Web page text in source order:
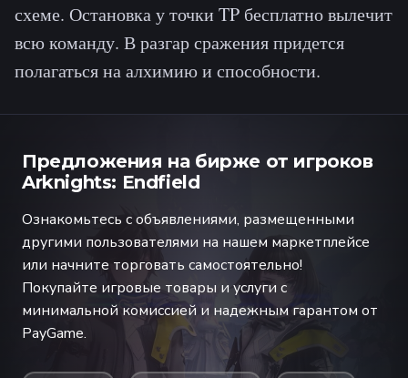
схеме. Остановка у точки TP бесплатно вылечит
всю команду. В разгар сражения придется
полагаться на алхимию и способности.
Предложения на бирже от игроков
Arknights: Endfield
Ознакомьтесь с объявлениями, размещенными
другими пользователями на нашем маркетплейсе
или начните торговать самостоятельно!
Покупайте игровые товары и услуги с
минимальной комиссией и надежным гарантом от
PayGame.